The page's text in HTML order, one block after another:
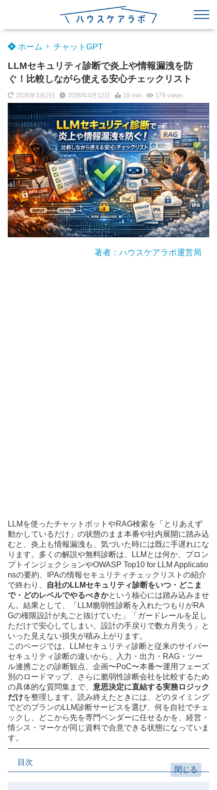
ホーム チャットGPT
LLMセキュリティ診断で炎上や情報漏洩を防
ぐ！比較しながら使える安心チェックリスト
2026年3月2日 2026年4月12日 19 min 179views
著者：ハウスケアラボ運営局
LLMを使ったチャットボットやRAG検索を「とりあえず
動かしているだけ」の状態のまま本番や社内展開に踏み込
むと、炎上も情報漏洩も、気づいた時には既に手遅れにな
ります。多くの解説や無料診断は、LLMとは何か、プロン
プトインジェクションやOWASP Top10 for LLM Applicatio
nsの要約、IPAの情報セキュリティチェックリストの紹介
で終わり、
自社のLLMセキュリティ診断をいつ・どこま
で・どのレベルでやるべきかという核心には踏み込みませ
ん。結果として、「LLM脆弱性診断を入れたつもりがRA
Gの権限設計が丸ごと抜けていた」「ガードレールを足し
ただけで安心してしまい、設計の手戻りで数カ月失う」と
いった見えない損失が積み上がります。
このページでは、LLMセキュリティ診断と従来のサイバー
セキュリティ診断の違いから、入力・出力・RAG・ツー
ル連携ごとの診断観点、企画〜PoC〜本番〜運用フェーズ
別のロードマップ、さらに脆弱性診断会社を比較するため
の具体的な質問集まで、 意思決定に直結する実務ロジック
だけを整理します。読み終えたときには、どのタイミング
でどのプランのLLM診断サービスを選び、何を自社でチェ
ックし、どこから先を専門ベンダーに任せるかを、経営・
情シス・マーケが同じ資料で合意できる状態になっていま
す。
目次